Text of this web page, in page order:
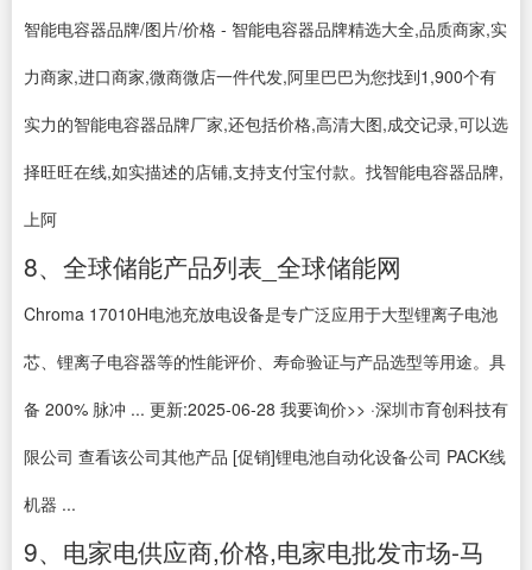
智能电容器品牌/图片/价格 - 智能电容器品牌精选大全,品质商家,实
力商家,进口商家,微商微店一件代发,阿里巴巴为您找到1,900个有
实力的智能电容器品牌厂家,还包括价格,高清大图,成交记录,可以选
择旺旺在线,如实描述的店铺,支持支付宝付款。找智能电容器品牌,
上阿
8、全球储能产品列表_全球储能网
Chroma 17010H电池充放电设备是专广泛应用于大型锂离子电池
芯、锂离子电容器等的性能评价、寿命验证与产品选型等用途。具
备 200% 脉冲 ... 更新:2025-06-28 我要询价>> ·深圳市育创科技有
限公司 查看该公司其他产品 [促销]锂电池自动化设备公司 PACK线
机器 ...
9、电家电供应商,价格,电家电批发市场-马